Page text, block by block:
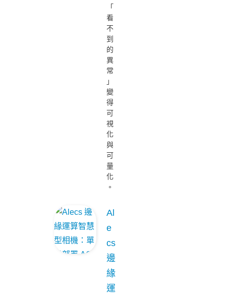
「
看
不
到
的
異
常
」
變
得
可
視
化
與
可
量
化
。
Al
e
cs
邊
緣
運